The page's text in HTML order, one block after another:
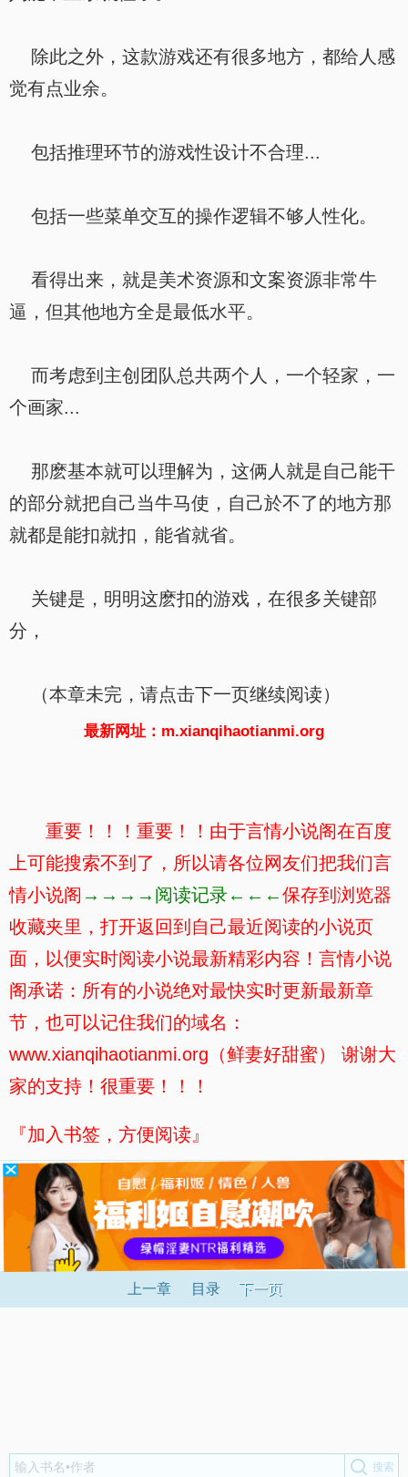
除此之外，这款游戏还有很多地方，都给人感
觉有点业余。
包括推理环节的游戏性设计不合理...
包括一些菜单交互的操作逻辑不够人性化。
看得出来，就是美术资源和文案资源非常牛
逼，但其他地方全是最低水平。
而考虑到主创团队总共两个人，一个轻家，一
个画家...
那麽基本就可以理解为，这俩人就是自己能干
的部分就把自己当牛马使，自己於不了的地方那
就都是能扣就扣，能省就省。
关键是，明明这麽扣的游戏，在很多关键部
分，
（本章未完，请点击下一页继续阅读）
最新网址：m.xianqihaotianmi.org
重要！！！重要！！由于言情小说阁在百度
上可能搜索不到了，所以请各位网友们把我们言
情小说阁 →→→→阅读记录←←←保存到浏览器
收藏夹里，打开返回到自己最近阅读的小说页
面，以便实时阅读小说最新精彩内容！言情小说
阁承诺：所有的小说绝对最快实时更新最新章
节，也可以记住我们的域名：
www.xianqihaotianmi.org（鲜妻好甜蜜） 谢谢大
家的支持！很重要！！！
『加入书签，方便阅读』
上一章 目录 下一页